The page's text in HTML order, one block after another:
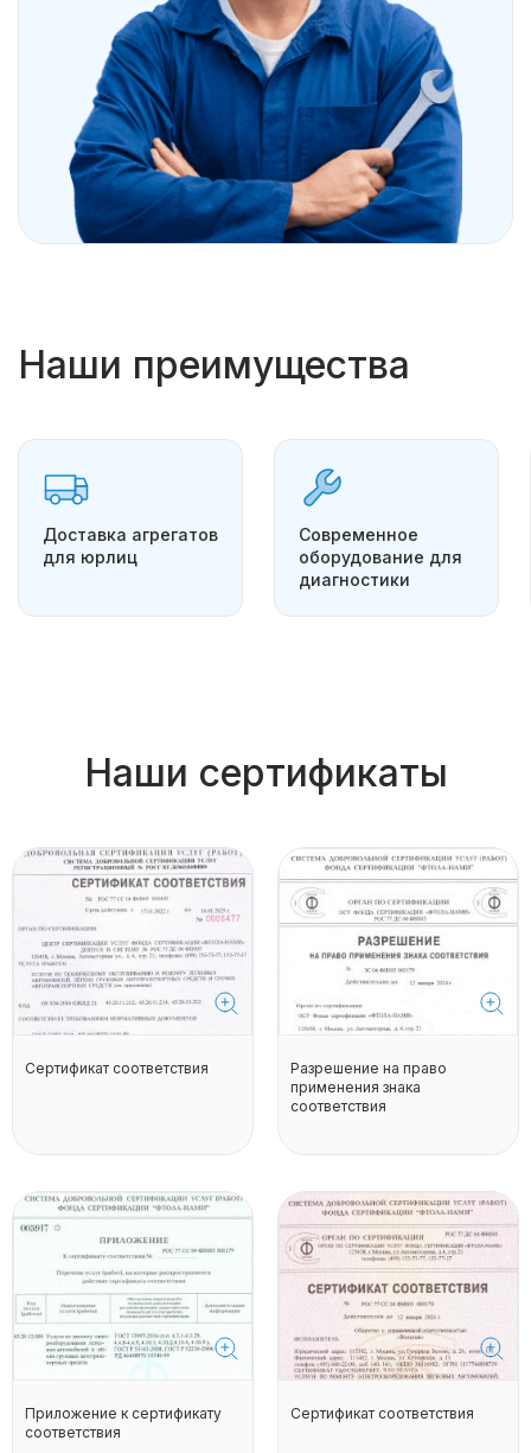
Наши преимущества
Доставка агрегатов
для юрлиц
Современное
оборудование для
диагностики
Наши сертификаты
Сертификат соответствия
Разрешение на право
применения знака
соответствия
Приложение к сертификату
соответствия
Сертификат соответствия